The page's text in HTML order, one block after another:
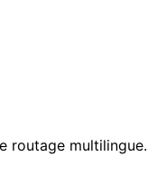
routage multilingue.